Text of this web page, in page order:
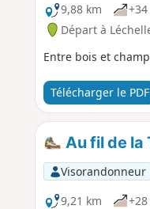
9,88 km
Départ à
Entre bois et
Télécharger le PDF
Au fil de la
Visorandonneur
9,21 km